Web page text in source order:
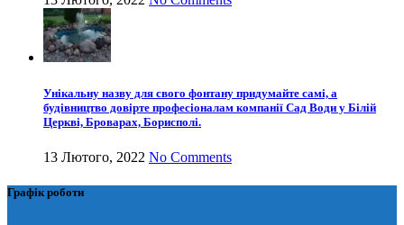
Унікальну назву для свого фонтану придумайте самі, а
будівництво довірте професіоналам компанії Сад Води у Білій
Церкві, Броварах, Борисполі.
13 Лютого, 2022 No Comments
Графік роботи